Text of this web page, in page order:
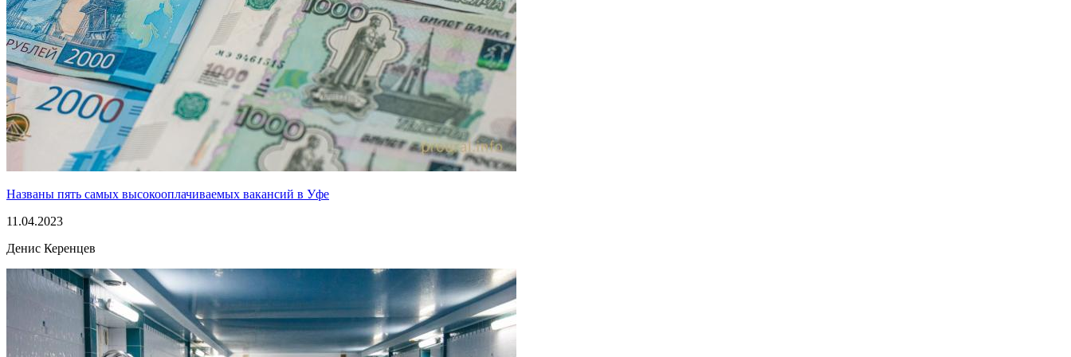
Названы пять самых высокооплачиваемых вакансий в Уфе
11.04.2023
Денис Керенцев